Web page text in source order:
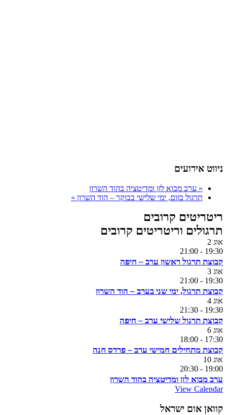
ניווט אירועים
« ערב מבוא לזן ומדיטציה בהוד השרון
תרגול בזום, ימי שלישי בבוקר – הוד השרון »
ריטריטים קרובים
תרגולים וריטריטים קרובים
אוג 2
19:30
-
21:00
קבוצת תרגול ראשון ערב – חיפה
אוג 3
19:30
-
21:00
קבוצת תרגול, ימי שני בערב – הוד השרון
אוג 4
19:30
-
21:30
קבוצת תרגול שלישי ערב – חיפה
אוג 6
17:30
-
18:00
קבוצת מתחילים חמישי ערב – פרדס חנה
אוג 10
19:00
-
20:30
ערב מבוא לזן ומדיטציה בהוד השרון
View Calendar
קוואן אום ישראל